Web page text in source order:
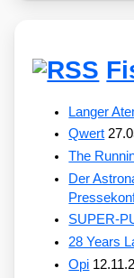
Langer
Qwert
The
Der
SUPER-
28 Years
Opi